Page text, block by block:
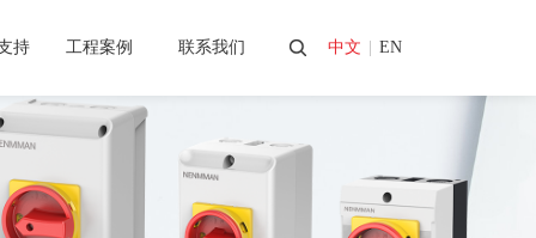
持 工程案例 联系我们 中文 EN